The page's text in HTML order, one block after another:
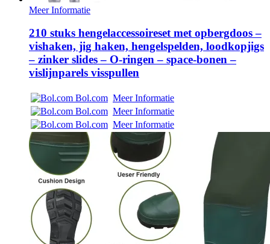
Meer Informatie
210 stuks hengelaccessoireset met opbergdoos –
vishaken, jig haken, hengelspelden, loodkopjigs
– zinker slides – O-ringen – space-bonen –
vislijnparels visspullen
Bol.com Meer Informatie
Bol.com Meer Informatie
Bol.com Meer Informatie